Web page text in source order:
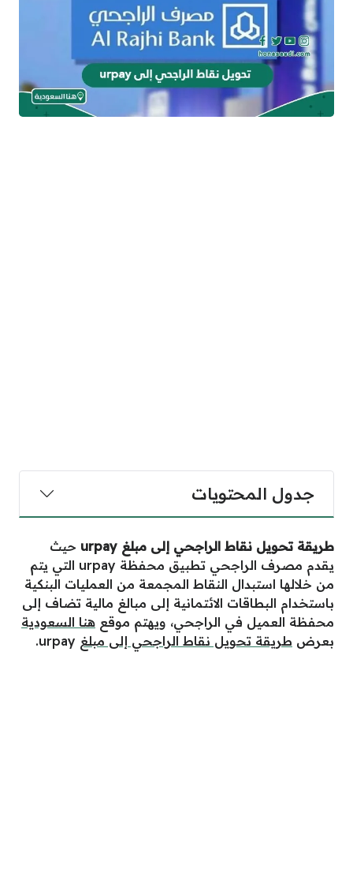
جدول المحتويات
طريقة تحويل نقاط الراجحي إلى مبلغ urpay حيث
يقدم مصرف الراجحي تطبيق محفظة urpay التي يتم
من خلالها استبدال النقاط المجمعة من العمليات البنكية
باستخدام البطاقات الائتمانية إلى مبالغ مالية تضاف إلى
محفظة العميل في الراجحي، ويهتم موقع هنا السعودية
بعرض طريقة تحويل نقاط الراجحي إلى مبلغ